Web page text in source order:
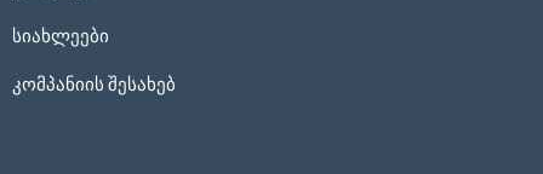
სიახლეები
კომპანიის შესახებ